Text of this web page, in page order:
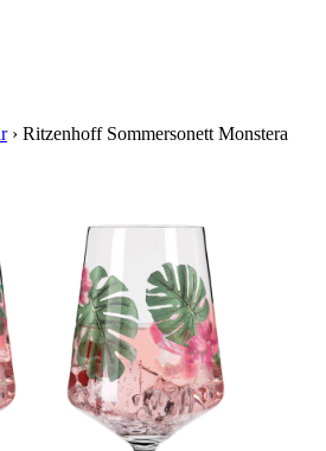
› Ritzenhoff Sommersonett Monstera